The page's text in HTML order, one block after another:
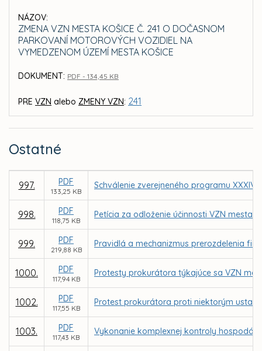
NÁZOV:
ZMENA VZN MESTA KOŠICE Č. 241 O DOČASNOM
PARKOVANÍ MOTOROVÝCH VOZIDIEL NA
VYMEDZENOM ÚZEMÍ MESTA KOŠICE
DOKUMENT: PDF - 134,45 KB
PRE VZN alebo ZMENY VZN: 241
Ostatné
997. PDF
133,25 KB
Schválenie zverejneného programu
998. PDF
118,75 KB
Petícia za odloženie účinnosti VZN mesta
999. PDF
219,88 KB
Pravidlá a mechanizmus prerozdelenia
1000. PDF
117,94 KB
Protesty prokurátora týkajúce sa VZN
1002. PDF
117,55 KB
Protest prokurátora proti niektorým
1003. PDF
117,43 KB
Vykonanie komplexnej kontroly